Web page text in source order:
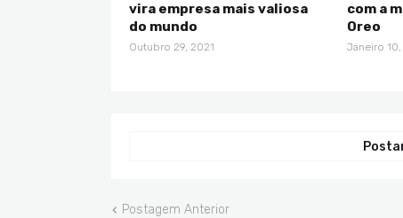
vira empresa mais valiosa
do mundo
Outubro 29, 2021
com a
Oreo
Janeiro
Postagem Anterior